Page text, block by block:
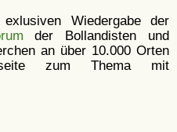
Wiedergabe der
der Bollandisten und
an über 10.000 Orten
zum Thema mit